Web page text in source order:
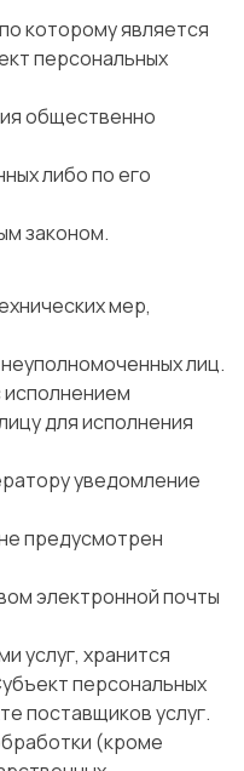
которому является
персональных
общественно
либо по его
законом.
мер,
лиц.
исполнением
для исполнения
уведомление
предусмотрен
электронной почты
услуг, хранится
персональных
поставщиков услуг.
(кроме